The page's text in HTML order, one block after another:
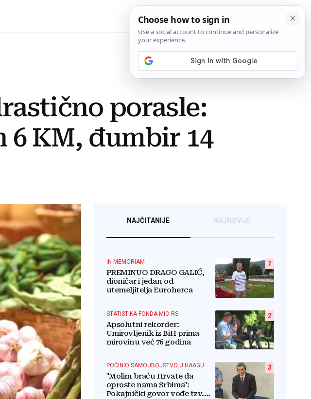
porasle:
KM, đumbir 14
NAJČITANIJE NAJNOVIJE
1
IN MEMORIAM
PREMINUO DRAGO GALIĆ,
dioničar i jedan od
utemeljitelja Euroherca
2
STATISTIKA FONDA MIO RS
Apsolutni rekorder:
Umirovljenik iz BiH prima
mirovinu već 76 godina
3
POČINIO SAMOUBOJSTVO U HAAGU
"Molim braću Hrvate da
oproste nama Srbima":
Pokajnički govor vođe tzv.